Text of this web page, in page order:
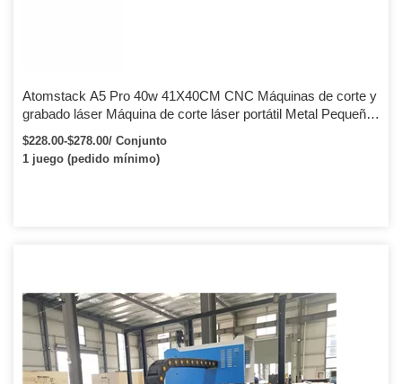
Atomstack A5 Pro 40w 41X40CM CNC Máquinas de corte y
grabado láser Máquina de corte láser portátil Metal Pequeño
grabado láser
$228.00-$278.00/ Conjunto
1 juego (pedido mínimo)